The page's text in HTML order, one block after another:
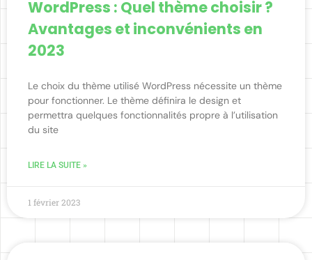
WordPress : Quel thème choisir ?
Avantages et inconvénients en
2023
Le choix du thème utilisé WordPress nécessite un thème
pour fonctionner. Le thème définira le design et
permettra quelques fonctionnalités propre à l’utilisation
du site
LIRE LA SUITE »
1 février 2023